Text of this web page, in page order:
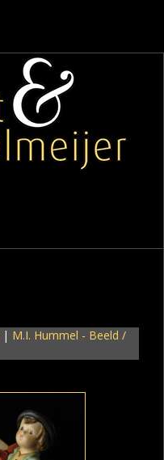
| M.I. Hummel - Beeld /